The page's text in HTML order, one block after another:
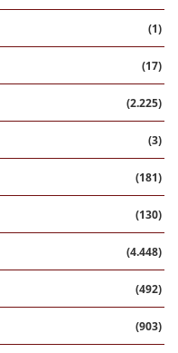
(1)
(17)
(2.225)
(3)
(181)
(130)
(4.448)
(492)
(903)